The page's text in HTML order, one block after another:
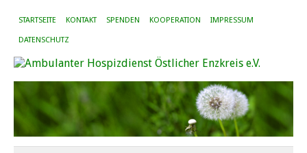
STARTSEITE KONTAKT SPENDEN KOOPERATION IMPRESSUM
DATENSCHUTZ